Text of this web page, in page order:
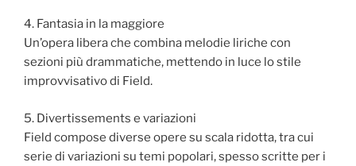
4. Fantasia in la maggiore
Un’opera libera che combina melodie liriche con
sezioni più drammatiche, mettendo in luce lo stile
improvvisativo di Field.
5. Divertissements e variazioni
Field compose diverse opere su scala ridotta, tra cui
serie di variazioni su temi popolari, spesso scritte per i